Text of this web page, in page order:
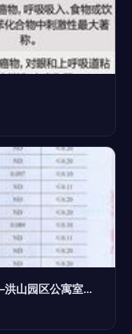
达标数据背后，是近千份沉默的契约——洪山园区公寓室内空气质量达标纪实